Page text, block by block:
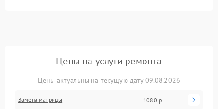
Цены на услуги ремонта
Цены актуальны на текущую дату 09.08.2026
Замена матрицы 1080 р